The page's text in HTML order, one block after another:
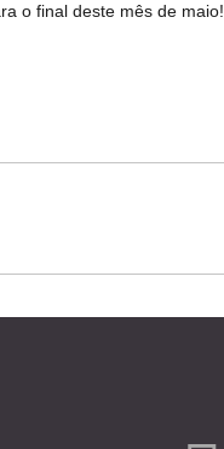
o final deste mês de maio!